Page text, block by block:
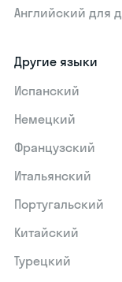
Английский для
Другие языки
Испанский
Немецкий
Французский
Итальянский
Португальский
Китайский
Турецкий